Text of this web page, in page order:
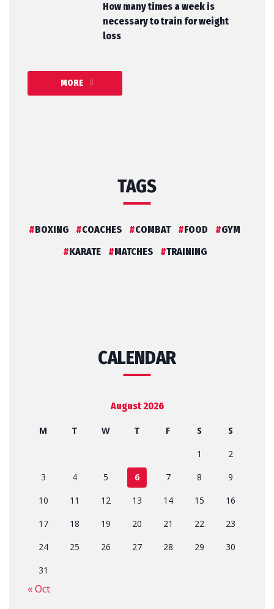
How many times a week is
necessary to train for weight
loss
MORE
TAGS
BOXING COACHES COMBAT FOOD
GYM
KARATE
MATCHES TRAINING
CALENDAR
August 2026
M T W T F S
S
1
2
3
4 5 6 7 8
9
10
11 12 13 14 15
16
17
18 19 20 21 22
23
24
25 26 27 28 29
30
31
« Oct